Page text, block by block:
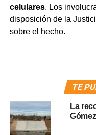
celulares. Los
disposición de la
sobre el hecho.
TE
La